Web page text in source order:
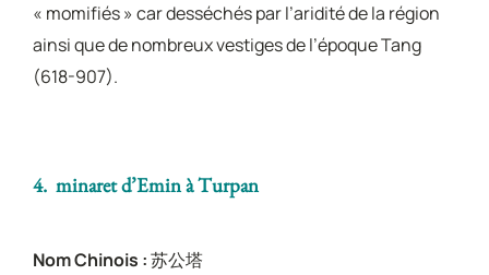
« momifiés » car desséchés par l’aridité de la région
ainsi que de nombreux vestiges de l’époque Tang
(618-907).
4. minaret d’Emin à Turpan
Nom Chinois :苏公塔